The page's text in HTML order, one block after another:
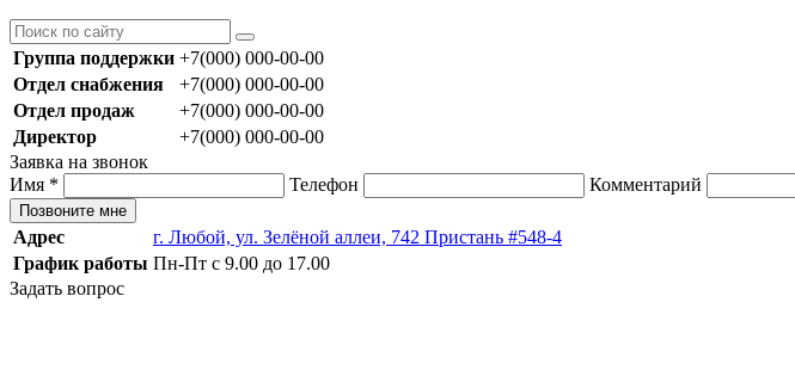
Группа поддержки +7(000) 000-00-00
Отдел снабжения
+7(000) 000-00-00
Отдел продаж
+7(000) 000-00-00
Директор
+7(000) 000-00-00
Заявка на звонок
Имя * Телефон Комментарий
Позвоните мне
Адрес
г. Любой, ул. Зелёной аллеи, 742 Пристань #548-4
График работы Пн-Пт с 9.00 до 17.00
Задать вопрос